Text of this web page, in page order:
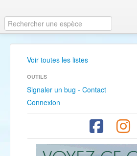
Voir toutes les listes
OUTILS
Signaler un bug - Contact
Connexion